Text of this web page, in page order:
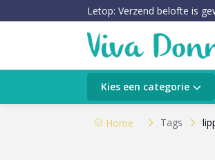
Letop: Verzend belofte is
Kies een categorie
Categorieën
Verzorging
Home Tags